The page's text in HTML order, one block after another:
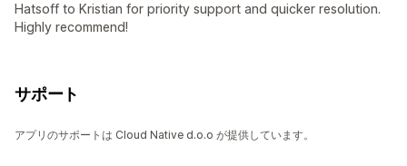
Hatsoff to Kristian for priority support and quicker resolution.
Highly recommend!
サポート
アプリのサポートは Cloud Native d.o.o が提供しています。